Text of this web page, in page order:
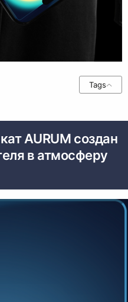
Tags
AURUM создан
в атмосферу